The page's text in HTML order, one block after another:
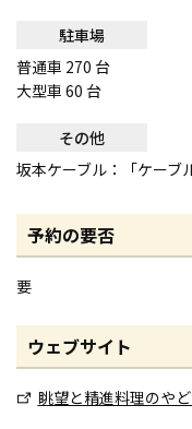
駐車場
普通車 270 台
大型車 60 台
その他
坂本ケーブル：「ケーブ
予約の要否
要
ウェブサイト
眺望と精進料理のや